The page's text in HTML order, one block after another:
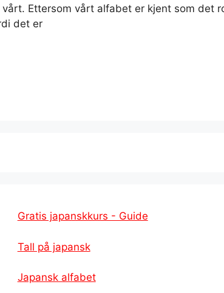
Ettersom vårt alfabet er kjent som det
det er
Gratis japanskkurs - Guide
Tall på japansk
Japansk alfabet